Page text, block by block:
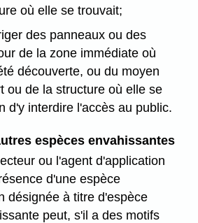
où elle se trouvait;
des panneaux ou des
de la zone immédiate où
découverte, ou du moyen
ou de la structure où elle se
d'y interdire l'accès au public.
espèces envahissantes
ou l'agent d'application
d'une espèce
désignée à titre d'espèce
peut, s'il a des motifs